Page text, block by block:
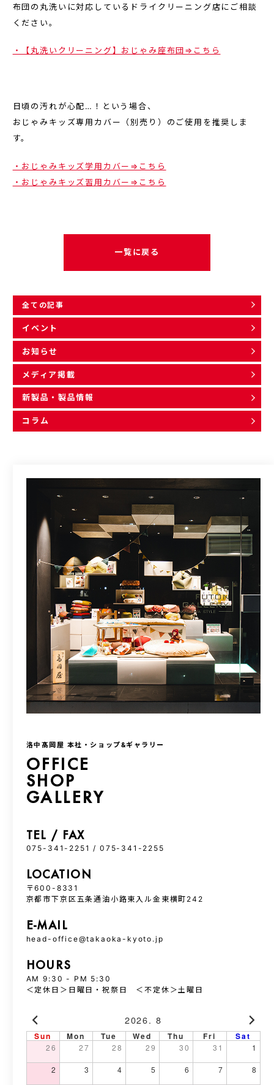
全ての記事
イベント
お知らせ
メディア掲載
新製品・製品情報
コラム
布団の丸洗いに対応しているドライクリーニング店にご相談
ください。
・【丸洗いクリーニング】おじゃみ座布団⇒こちら
日頃の汚れが心配…！という場合、
おじゃみキッズ専用カバー（別売り）のご使用を推奨しま
す。
・おじゃみキッズ学用カバー⇒こちら
・おじゃみキッズ習用カバー⇒こちら
一覧に戻る
洛中髙岡屋 本社・ショップ&ギャラリー
OFFICE
SHOP
GALLERY
TEL / FAX
075-341-2251 / 075-341-2255
LOCATION
〒600-8331
京都市下京区五条通油小路東入ル金東横町242
E-MAIL
head-office@takaoka-kyoto.jp
HOURS
AM 9:30 - PM 5:30
＜定休日＞日曜日・祝祭日 ＜不定休＞土曜日
2026. 8
Sun Mon Tue Wed Thu Fri Sat
26 27 28 29 30 31 1
2 3 4 5 6 7 8